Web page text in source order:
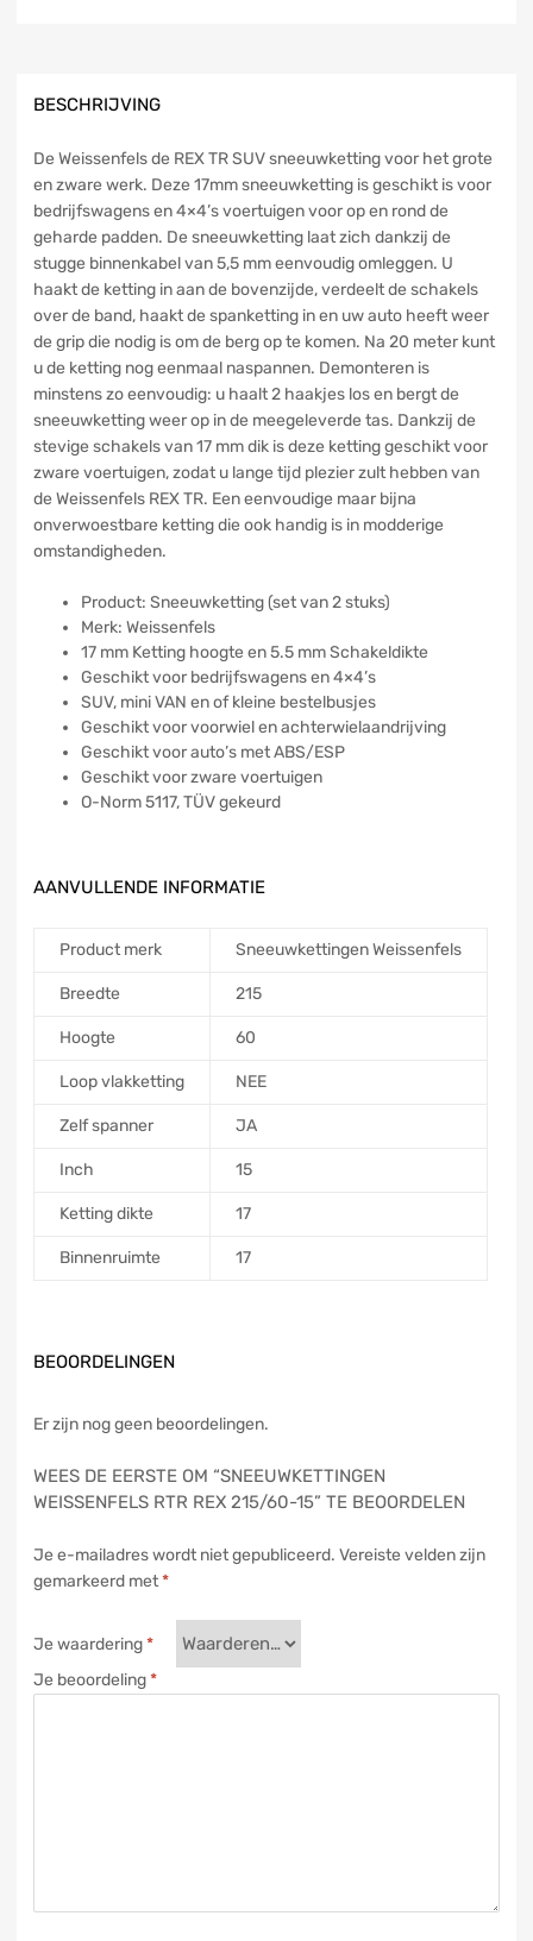
BESCHRIJVING
De Weissenfels de REX TR SUV sneeuwketting voor het grote
en zware werk. Deze 17mm sneeuwketting is geschikt is voor
bedrijfswagens en 4×4’s voertuigen voor op en rond de
geharde padden. De sneeuwketting laat zich dankzij de
stugge binnenkabel van 5,5 mm eenvoudig omleggen. U
haakt de ketting in aan de bovenzijde, verdeelt de schakels
over de band, haakt de spanketting in en uw auto heeft weer
de grip die nodig is om de berg op te komen. Na 20 meter kunt
u de ketting nog eenmaal naspannen. Demonteren is
minstens zo eenvoudig: u haalt 2 haakjes los en bergt de
sneeuwketting weer op in de meegeleverde tas. Dankzij de
stevige schakels van 17 mm dik is deze ketting geschikt voor
zware voertuigen, zodat u lange tijd plezier zult hebben van
de Weissenfels REX TR. Een eenvoudige maar bijna
onverwoestbare ketting die ook handig is in modderige
omstandigheden.
Product: Sneeuwketting (set van 2 stuks)
Merk: Weissenfels
17 mm Ketting hoogte en 5.5 mm Schakeldikte
Geschikt voor bedrijfswagens en 4×4’s
SUV, mini VAN en of kleine bestelbusjes
Geschikt voor voorwiel en achterwielaandrijving
Geschikt voor auto’s met ABS/ESP
Geschikt voor zware voertuigen
O-Norm 5117, TÜV gekeurd
AANVULLENDE INFORMATIE
Product merk Sneeuwkettingen Weissenfels
Breedte 215
Hoogte 60
Loop vlakketting NEE
Zelf spanner JA
Inch 15
Ketting dikte 17
Binnenruimte 17
BEOORDELINGEN
Er zijn nog geen beoordelingen.
WEES DE EERSTE OM “SNEEUWKETTINGEN
WEISSENFELS RTR REX 215/60-15” TE BEOORDELEN
Je e-mailadres wordt niet gepubliceerd. Vereiste velden zijn
gemarkeerd met*
Je waardering*
Je beoordeling*